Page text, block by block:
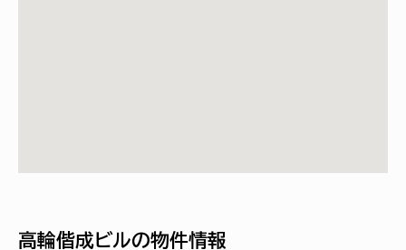
高輪偕成ビルの物件情報